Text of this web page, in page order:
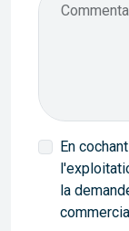
En
la